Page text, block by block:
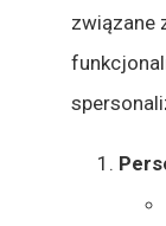
związane